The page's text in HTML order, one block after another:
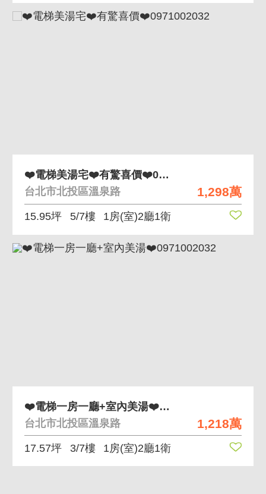
1,298萬
❤️電梯美湯宅❤️有驚喜價❤️0971002032
台北市北投區溫泉路
15.95坪 5/7樓 1房(室)2廳1衛
1,218萬
❤️電梯一房一廳+室內美湯❤️0971002032
台北市北投區溫泉路
17.57坪 3/7樓 1房(室)2廳1衛